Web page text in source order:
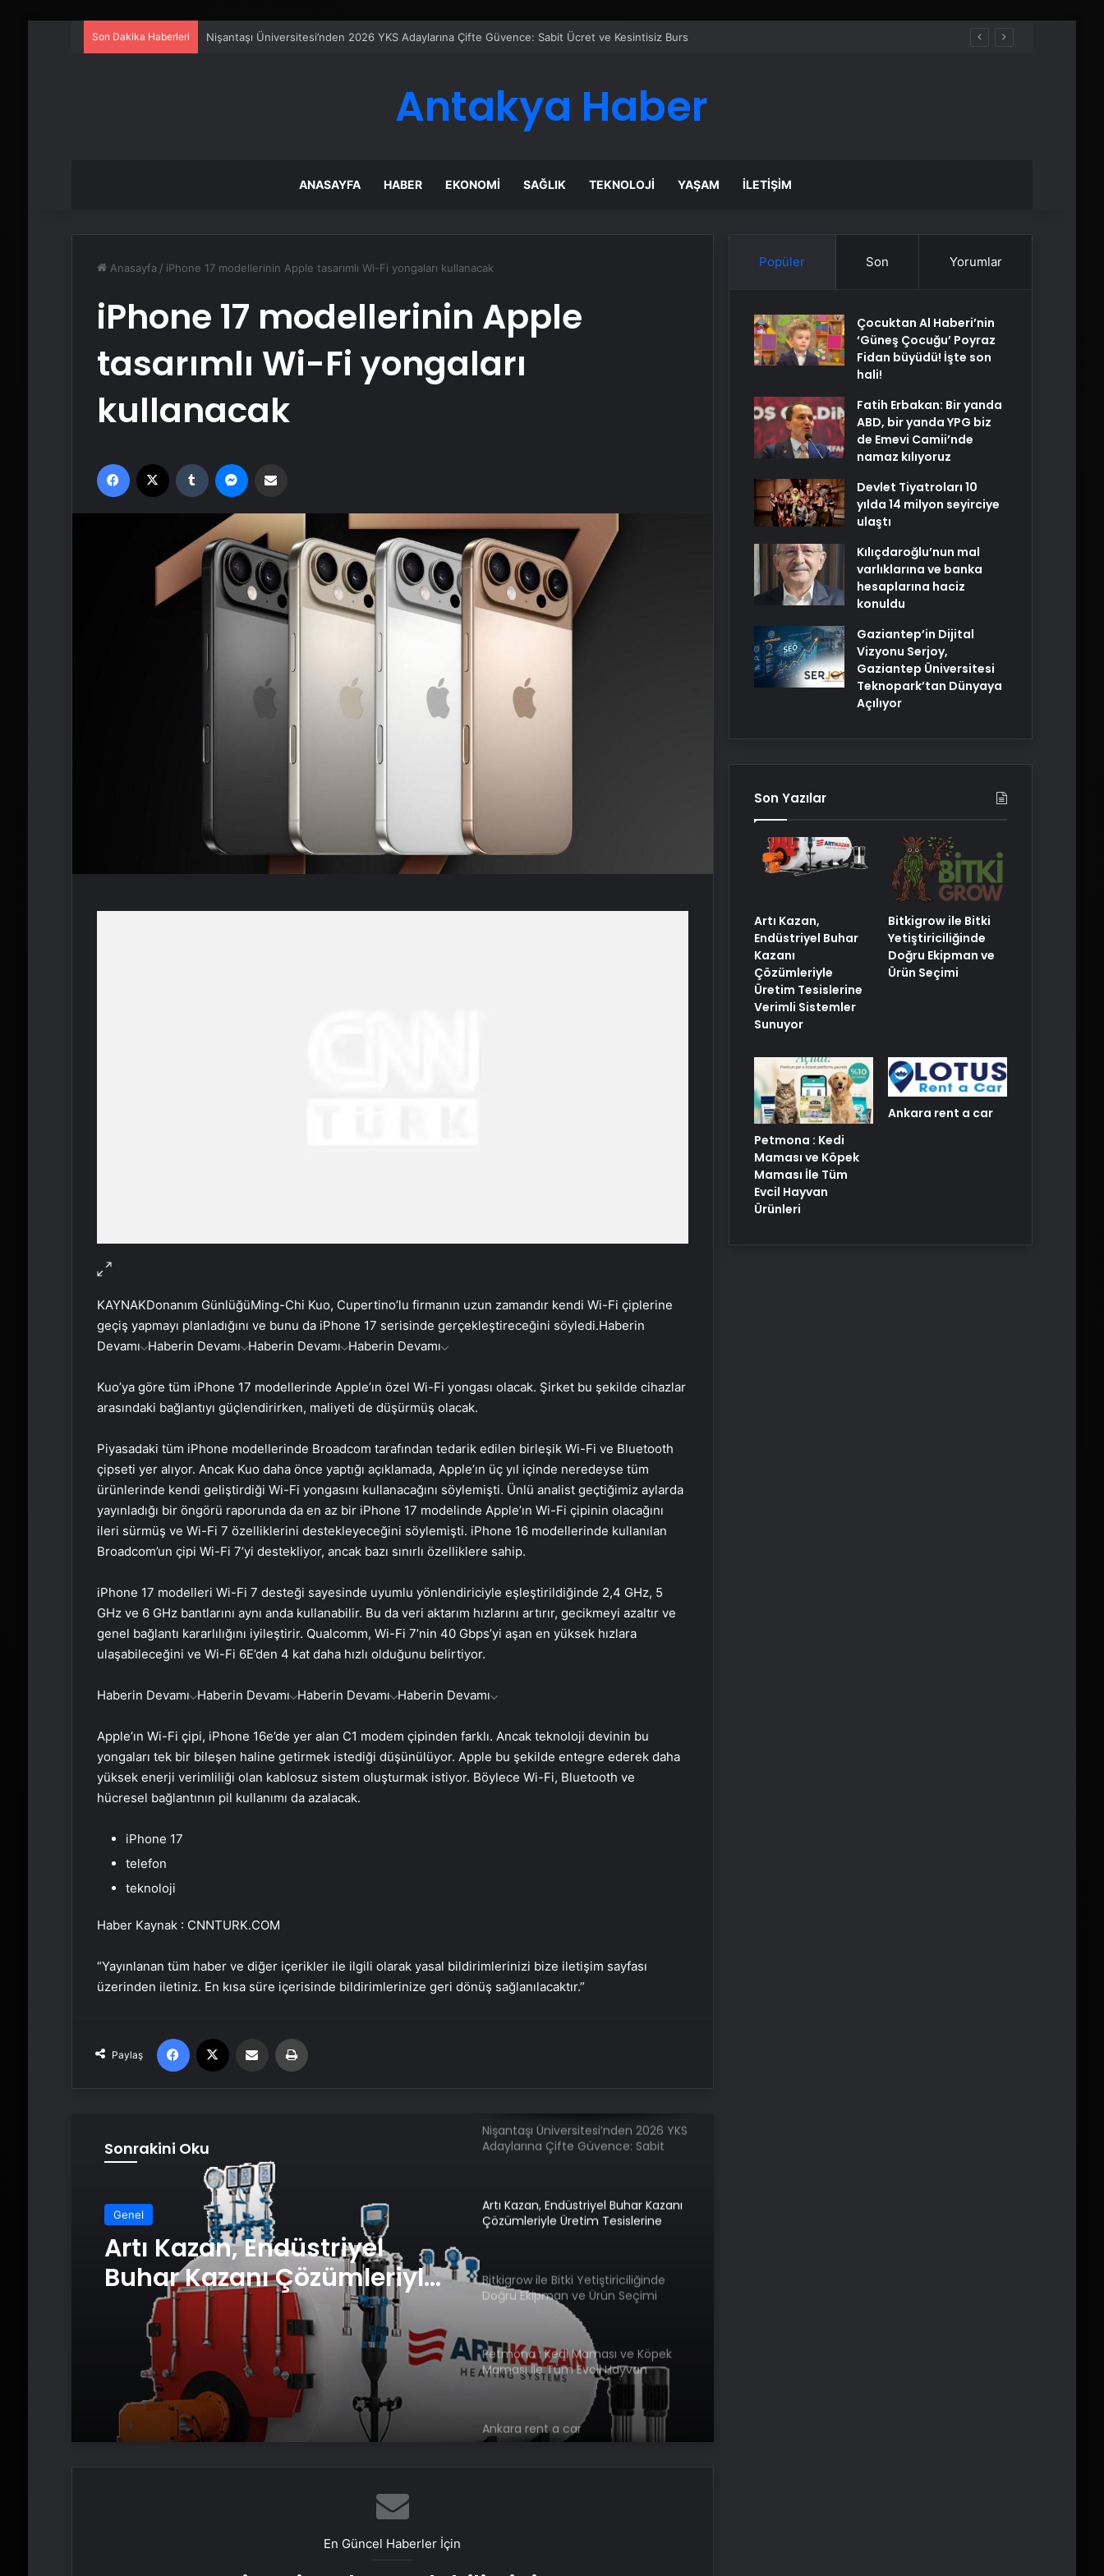
Son Dakika Haberleri Artı Kazan, Endüstriyel Buhar Kazanı Çözümleriyle Üretim Tesislerine Verimli Sistemler Sunuyor
Antakya Haber
ANASAYFA HABER EKONOMI SAĞLIK TEKNOLOJI YAŞAM İLETIŞIM
Anasayfa / iPhone 17 modellerinin Apple tasarımlı Wi-Fi yongaları kullanacak
iPhone 17 modellerinin Apple
tasarımlı Wi-Fi yongaları
kullanacak
Facebook Tumblr
KAYNAKDonanım GünlüğüMing-Chi Kuo, Cupertino’lu firmanın uzun zamandır kendi Wi-Fi çiplerine
geçiş yapmayı planladığını ve bunu da iPhone 17 serisinde gerçekleştireceğini söyledi.Haberin
Devamı Haberin Devamı Haberin Devamı Haberin Devamı
Kuo’ya göre tüm iPhone 17 modellerinde Apple’ın özel Wi-Fi yongası olacak. Şirket bu şekilde cihazlar
arasındaki bağlantıyı güçlendirirken, maliyeti de düşürmüş olacak.
Piyasadaki tüm iPhone modellerinde Broadcom tarafından tedarik edilen birleşik Wi-Fi ve Bluetooth
çipseti yer alıyor. Ancak Kuo daha önce yaptığı açıklamada, Apple’ın üç yıl içinde neredeyse tüm
ürünlerinde kendi geliştirdiği Wi-Fi yongasını kullanacağını söylemişti. Ünlü analist geçtiğimiz aylarda
yayınladığı bir öngörü raporunda da en az bir iPhone 17 modelinde Apple’ın Wi-Fi çipinin olacağını
ileri sürmüş ve Wi-Fi 7 özelliklerini destekleyeceğini söylemişti. iPhone 16 modellerinde kullanılan
Broadcom’un çipi Wi-Fi 7’yi destekliyor, ancak bazı sınırlı özelliklere sahip.
iPhone 17 modelleri Wi-Fi 7 desteği sayesinde uyumlu yönlendiriciyle eşleştirildiğinde 2,4 GHz, 5
GHz ve 6 GHz bantlarını aynı anda kullanabilir. Bu da veri aktarım hızlarını artırır, gecikmeyi azaltır ve
genel bağlantı kararlılığını iyileştirir. Qualcomm, Wi-Fi 7’nin 40 Gbps’yi aşan en yüksek hızlara
ulaşabileceğini ve Wi-Fi 6E’den 4 kat daha hızlı olduğunu belirtiyor.
Haberin Devamı Haberin Devamı Haberin Devamı Haberin Devamı
Apple’ın Wi-Fi çipi, iPhone 16e’de yer alan C1 modem çipinden farklı. Ancak teknoloji devinin bu
yongaları tek bir bileşen haline getirmek istediği düşünülüyor. Apple bu şekilde entegre ederek daha
yüksek enerji verimliliği olan kablosuz sistem oluşturmak istiyor. Böylece Wi-Fi, Bluetooth ve
hücresel bağlantının pil kullanımı da azalacak.
iPhone 17
telefon
teknoloji
Haber Kaynak : CNNTURK.COM
“Yayınlanan tüm haber ve diğer içerikler ile ilgili olarak yasal bildirimlerinizi bize iletişim sayfası
üzerinden iletiniz. En kısa süre içerisinde bildirimlerinize geri dönüş sağlanılacaktır.”
Paylaş
Facebook Email'den paylaş
Sonrakini Oku
Genel
Artı Kazan, Endüstriyel
Buhar Kazanı Çözümleriyle
Üretim Tesislerine Verimli
Sistemler Sunuyor
Porego ile Kargo Süreçlerinizi Daha
Eşya Depolama Rehberi
Nişantaşı Üniversitesi’nden 2026 YKS
Adaylarına Çifte Güvence: Sabit
Artı Kazan, Endüstriyel Buhar Kazanı
Çözümleriyle Üretim Tesislerine
Bitkigrow ile Bitki Yetiştiriciliğinde
Doğru Ekipman ve Ürün Seçimi
Petmona : Kedi Maması ve Köpek
Maması İle Tüm Evcil Hayvan
Ürünleri
Ankara rent a car
En Güncel Haberler İçin
Popüler Son Yorumlar
Çocuktan Al Haberi’nin
‘Güneş Çocuğu’ Poyraz
Fidan büyüdü! İşte son
hali!
Fatih Erbakan: Bir yanda
ABD, bir yanda YPG biz
de Emevi Camii’nde
namaz kılıyoruz
Devlet Tiyatroları 10
yılda 14 milyon seyirciye
ulaştı
Kılıçdaroğlu’nun mal
varlıklarına ve banka
hesaplarına haciz
konuldu
Gaziantep’in Dijital
Vizyonu Serjoy,
Gaziantep Üniversitesi
Teknopark’tan Dünyaya
Açılıyor
Son Yazılar
Artı Kazan,
Endüstriyel Buhar
Kazanı
Çözümleriyle
Üretim Tesislerine
Verimli Sistemler
Sunuyor
Bitkigrow ile Bitki
Yetiştiriciliğinde
Doğru Ekipman ve
Ürün Seçimi
Petmona : Kedi
Maması ve Köpek
Maması İle Tüm
Evcil Hayvan
Ürünleri
Ankara rent a car